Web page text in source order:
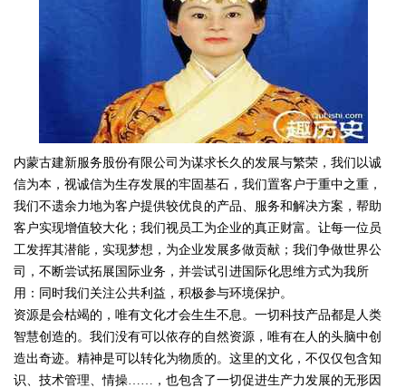
内蒙古建新服务股份有限公司为谋求长久的发展与繁荣，我们以诚
信为本，视诚信为生存发展的牢固基石，我们置客户于重中之重，
我们不遗余力地为客户提供较优良的产品、服务和解决方案，帮助
客户实现增值较大化；我们视员工为企业的真正财富。让每一位员
工发挥其潜能，实现梦想，为企业发展多做贡献；我们争做世界公
司，不断尝试拓展国际业务，并尝试引进国际化思维方式为我所
用：同时我们关注公共利益，积极参与环境保护。
资源是会枯竭的，唯有文化才会生生不息。一切科技产品都是人类
智慧创造的。我们没有可以依存的自然资源，唯有在人的头脑中创
造出奇迹。精神是可以转化为物质的。这里的文化，不仅仅包含知
识、技术管理、情操……，也包含了一切促进生产力发展的无形因